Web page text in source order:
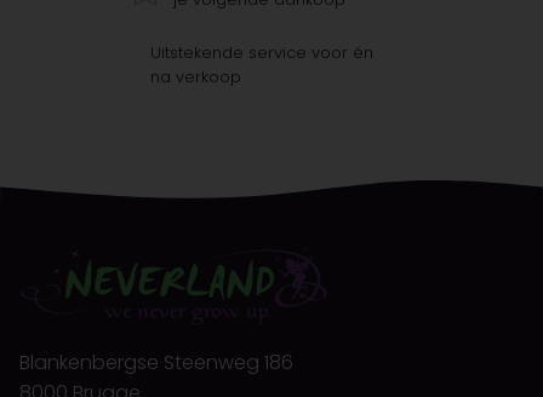
Uitstekende service voor én
na verkoop
Blankenbergse Steenweg 186